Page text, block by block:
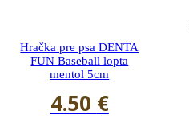
Hračka pre psa DENTA
FUN Baseball lopta
mentol 5cm
4.50 €